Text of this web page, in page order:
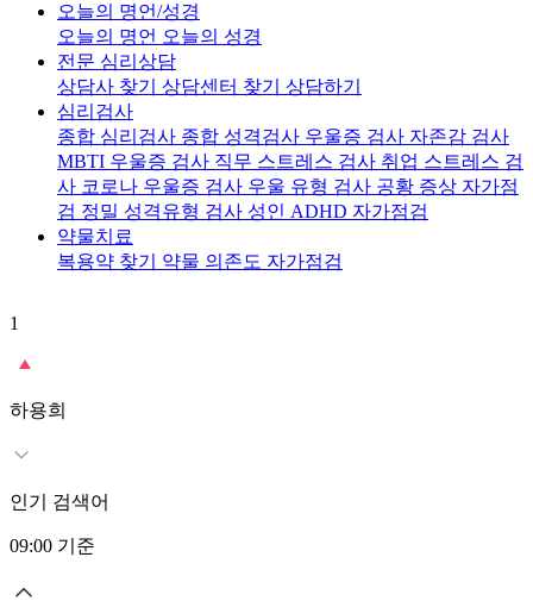
오늘의 명언/성경
오늘의 명언 오늘의 성경
전문 심리상담
상담사 찾기 상담센터 찾기 상담하기
심리검사
종합 심리검사 종합 성격검사 우울증 검사 자존감 검사
MBTI 우울증 검사 직무 스트레스 검사 취업 스트레스 검
사 코로나 우울증 검사 우울 유형 검사 공황 증상 자가점
검 정밀 성격유형 검사 성인 ADHD 자가점검
약물치료
복용약 찾기 약물 의존도 자가점검
1
하용희
인기 검색어
09:00 기준